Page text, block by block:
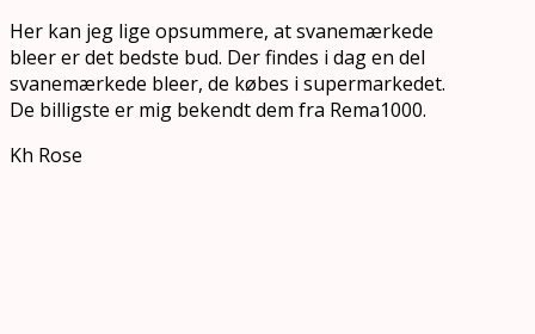
Her kan jeg lige opsummere, at svanemærkede
bleer er det bedste bud. Der findes i dag en del
svanemærkede bleer, de købes i supermarkedet.
De billigste er mig bekendt dem fra Rema1000.
Kh Rose